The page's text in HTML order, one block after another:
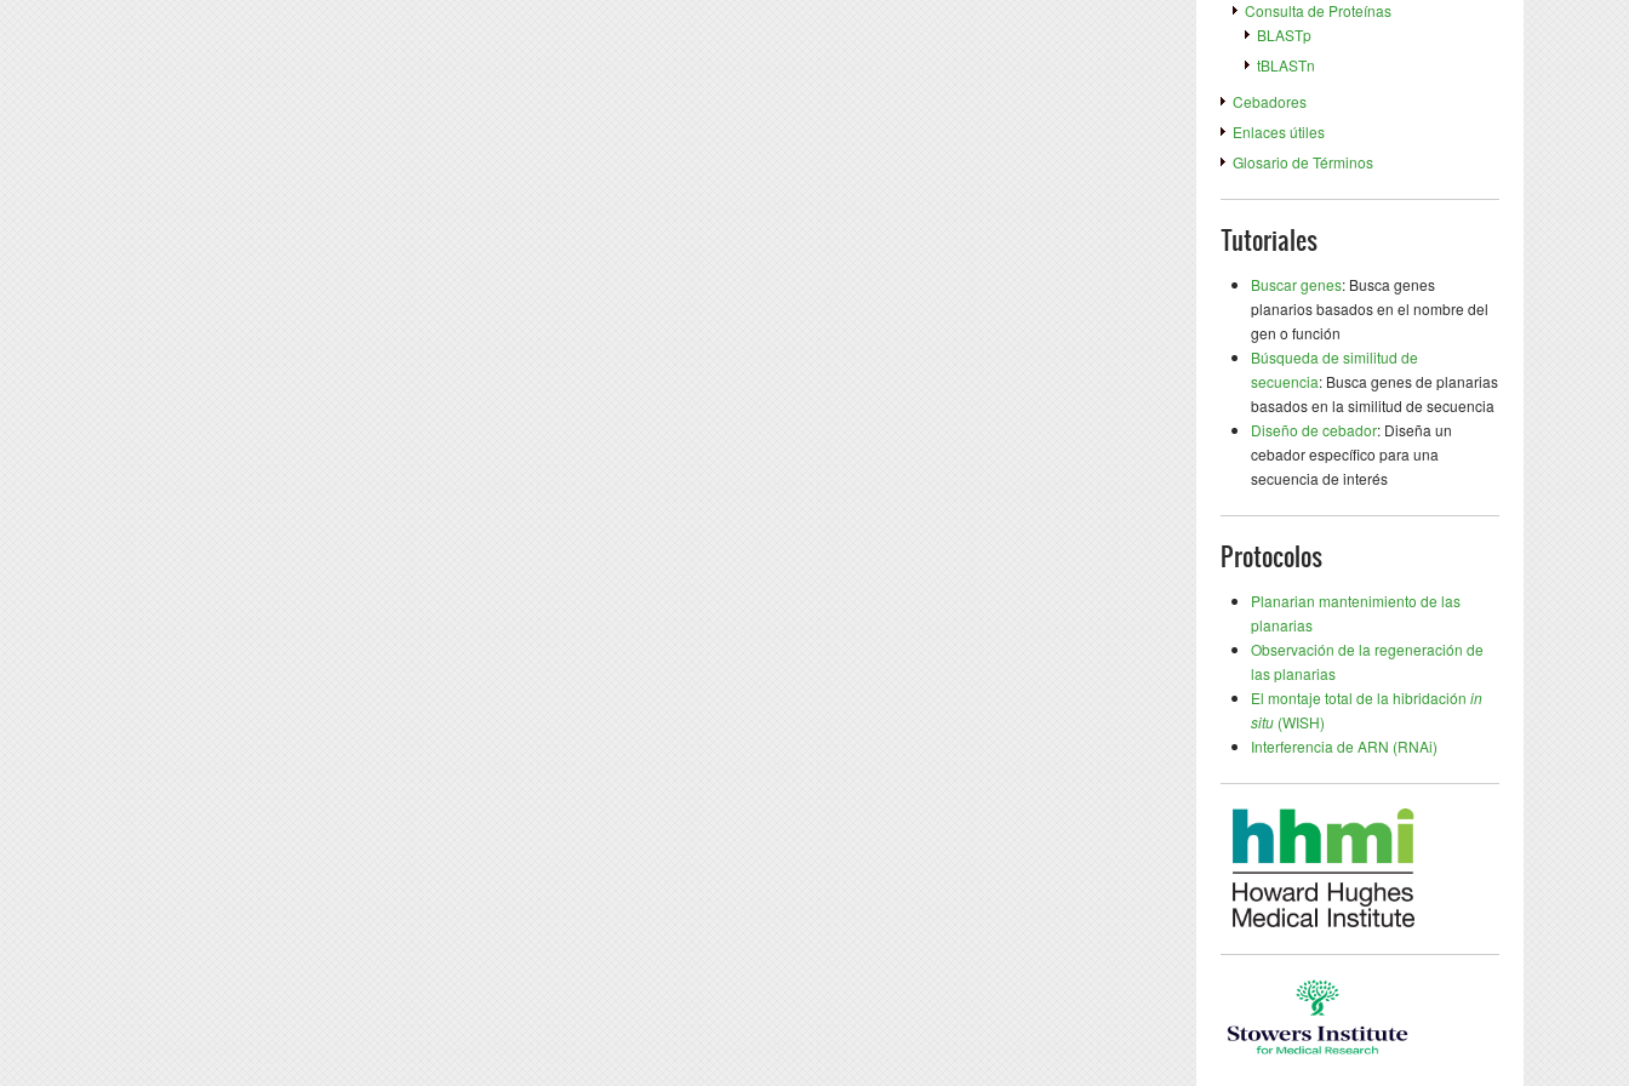
Consulta de Proteínas
BLASTp
tBLASTn
Cebadores
Enlaces útiles
Glosario de Términos
Tutoriales
Buscar genes: Busca genes
planarios basados en el nombre del
gen o función
Búsqueda de similitud de
secuencia: Busca genes de planarias
basados en la similitud de secuencia
Diseño de cebador: Diseña un
cebador específico para una
secuencia de interés
Protocolos
Planarian mantenimiento de las
planarias
Observación de la regeneración de
las planarias
El montaje total de la hibridación in
situ (WISH)
Interferencia de ARN (RNAi)